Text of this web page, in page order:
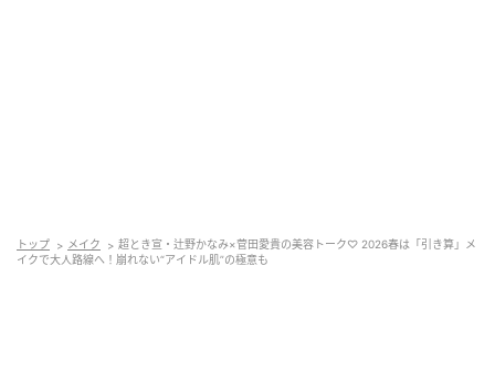
クラッチ 〈コレクター〉 １２６の色みに一目惚れ。ロ
ーズを基調としていて、でも輝きも盛れるから、何時
トップ メイク
超とき宣・辻野かなみ×菅田愛貴の美容トーク♡ 2026春は「引き算」メ
イクで大人路線へ！崩れない“アイドル肌”の極意も